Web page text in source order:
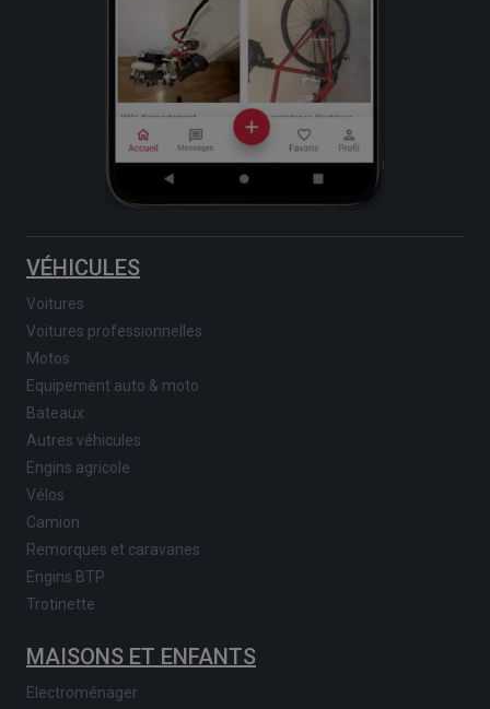
VÉHICULES
Voitures
Voitures professionnelles
Motos
Equipement auto & moto
Bateaux
Autres véhicules
Engins agricole
Vélos
Camion
Remorques et caravanes
Engins BTP
Trotinette
MAISONS ET ENFANTS
Electroménager